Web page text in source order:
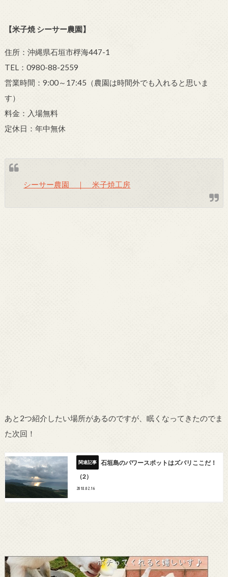
【米子焼 シーサー農園】
住所：沖縄県石垣市桴海447-1
TEL：0980-88-2559
営業時間：9:00～17:45（農園は時間外でも入れると思いま
す）
料金：入場無料
定休日：年中無休
シーサー農園 ｜ 米子焼工房
あと2つ紹介したい場所があるのですが、眠くなってきたのでま
た次回！
石垣島のパワースポットはズバリここだ！
（2）
2018.02.16